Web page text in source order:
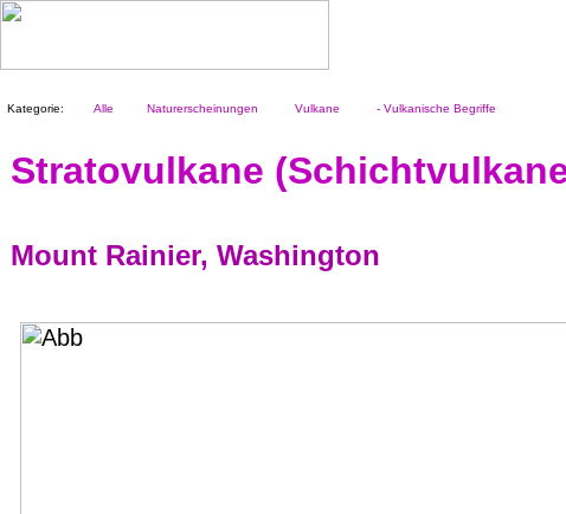
Kategorie: Alle Naturerscheinungen Vulkane - Vulkanische Begriffe
Stratovulkane
Mount Rainier, Washington